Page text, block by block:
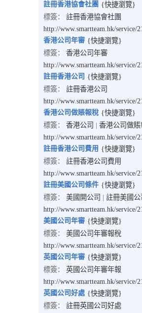
註冊香港協會社團 {快捷瀏覽}
標簽：註冊香港協會社團
http://www.smartteam.hk/service/
香港公司年審 {快捷瀏覽}
標簽：香港公司年審
http://www.smartteam.hk/service/
註冊香港公司 {快捷瀏覽}
標簽：註冊香港公司
http://www.smartteam.hk/service/
香港公司做賬報稅 {快捷瀏覽}
標簽：香港公司 |香港公司做
http://www.smartteam.hk/service/
註冊香港公司費用 {快捷瀏覽}
標簽：註冊香港公司費用
http://www.smartteam.hk/service/
註冊美國公司條件 {快捷瀏覽}
標簽：美國開公司 |註冊美國
http://www.smartteam.hk/service/
美國公司年審 {快捷瀏覽}
標簽：美國公司年審報稅
http://www.smartteam.hk/service/
英國公司年審 {快捷瀏覽}
標簽：英國公司年審年報
http://www.smartteam.hk/service/
英國公司好處 {快捷瀏覽}
標簽：註冊英國公司好處